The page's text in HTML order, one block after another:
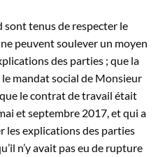
sont tenus de respecter le
peuvent soulever un moyen
des parties ; que la
mandat social de Monsieur
le contrat de travail était
et septembre 2017, et qui a
les explications des parties
n’y avait pas eu de rupture